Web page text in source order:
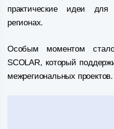
практические идеи
регионах.
Особым моментом стало
SCOLAR, который
межрегиональных проектов.